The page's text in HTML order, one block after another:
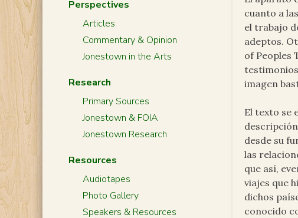
cuanto a
el trabajo
adeptos.
of Peoples
imagen
El texto se
desde su
las
que así,
viajes que
dichos
conocido
Perspectives
Articles
Commentary & Opinion
Jonestown in the Arts
Research
Primary Sources
Jonestown & FOIA
Jonestown Research
Resources
Audiotapes
Photo Gallery
Speakers & Resources